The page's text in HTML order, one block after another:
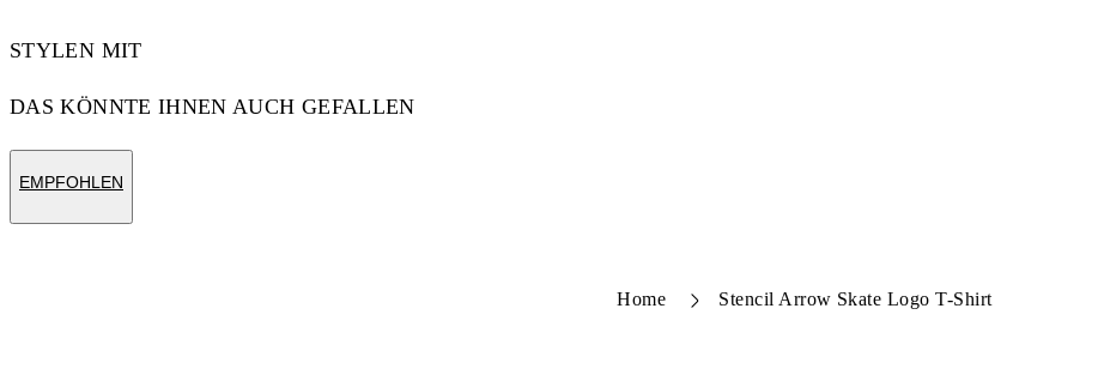
STYLEN MIT
DAS KÖNNTE IHNEN AUCH GEFALLEN
EMPFOHLEN
Home Stencil Arrow Skate Logo T-Shirt